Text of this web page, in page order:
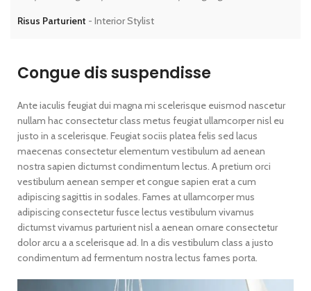
Risus Parturient Interior Stylist
Congue dis suspendisse
Ante iaculis feugiat dui magna mi scelerisque euismod nascetur
nullam hac consectetur class metus feugiat ullamcorper nisl eu
justo in a scelerisque. Feugiat sociis platea felis sed lacus
maecenas consectetur elementum vestibulum ad aenean
nostra sapien dictumst condimentum lectus. A pretium orci
vestibulum aenean semper et congue sapien erat a cum
adipiscing sagittis in sodales. Fames at ullamcorper mus
adipiscing consectetur fusce lectus vestibulum vivamus
dictumst vivamus parturient nisl a aenean ornare consectetur
dolor arcu a a scelerisque ad. In a dis vestibulum class a justo
condimentum ad fermentum nostra lectus fames porta.